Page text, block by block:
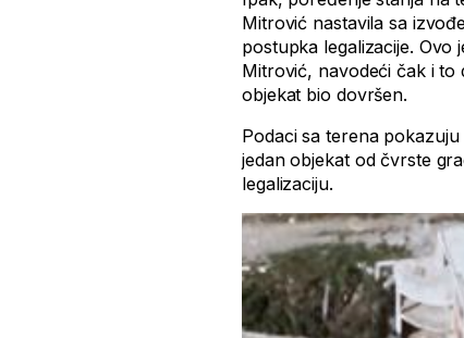
Mitrović nastavila sa
postupka legalizacije.
Mitrović, navodeći čak i to
objekat bio dovršen.
Podaci sa terena
jedan objekat od čvrste
legalizaciju.